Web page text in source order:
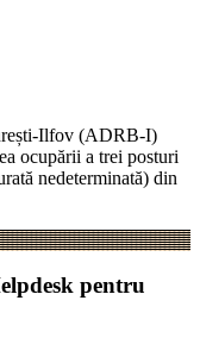
Ilfov (ADRB-I)
ocupării a trei posturi
nedeterminată) din
pentru